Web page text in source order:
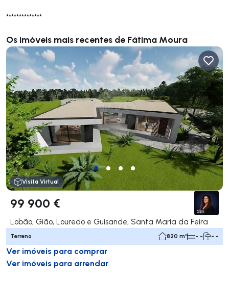
**************
Os imóveis mais recentes de Fátima Moura
Visita Virtual
99 900 €
Lobão, Gião, Louredo e Guisande, Santa Maria da Feira
Terreno 820 m² - - - -
Ver imóveis para comprar
Ver imóveis para arrendar